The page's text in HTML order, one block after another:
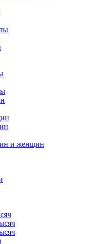
и женщин